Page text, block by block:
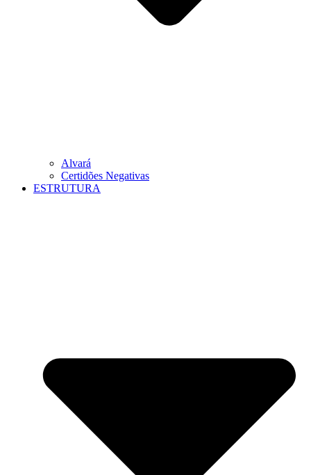
Alvará
Certidões Negativas
ESTRUTURA